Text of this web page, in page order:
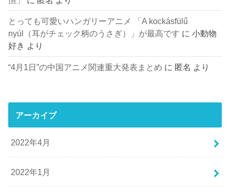
とっても可愛いハンガリーアニメ 「A kockásfülű
nyúl（耳がチェック柄のうさぎ）」が最高です に小動物
好き より
“4月1日”の中国アニメ関連重大発表まとめ に 匿名 より
アーカイブ
2022年4月
2022年1月